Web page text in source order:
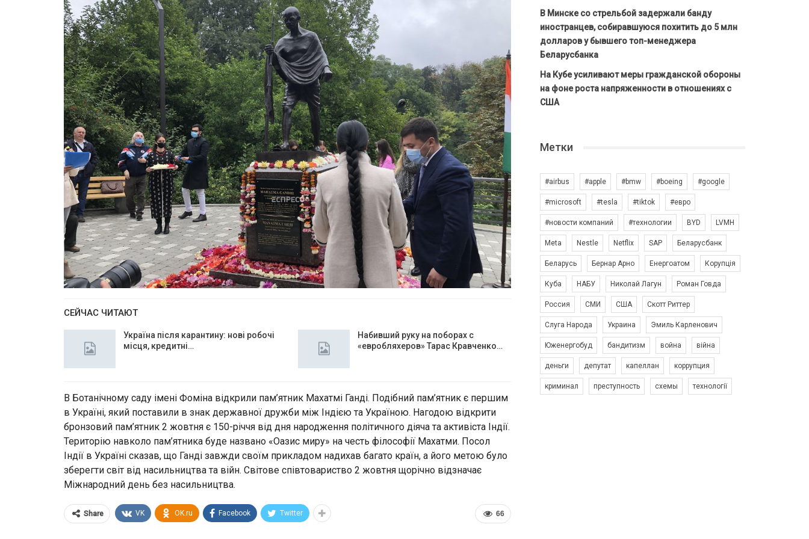
СЕЙЧАС ЧИТАЮТ
Україна після карантину: нові робочі
місця, кредитні…
Набивший руку на поборах с
«евробляхеров» Тарас Кравченко…
В Ботанічному саду імені Фоміна відкрили пам’ятник Махатмі Ганді. Подібний пам’ятник є першим
в Україні, який поставили в знак державної дружби між Індією та Україною. Нагодою відкрити
бронзовий пам’ятник 2 жовтня є 150-річчя від дня народження політичного діяча та активіста Індії.
Територію навколо пам’ятника буде названо «Оазис миру» на честь філософії Махатми. Посол
Індії в Україні сказав, що Ганді завжди своїм прикладом надихав багато країн, а його метою було
зберегти світ від насильництва та війн. Світове співтовариство 2 жовтня щорічно відзначає
Міжнародний день без насильництва.
66
Share VK OK.ru Facebook Twitter
В Минске со стрельбой задержали банду
иностранцев, собиравшуюся похитить до 5 млн
долларов у бывшего топ-менеджера
Беларусбанка
На Кубе усиливают меры гражданской обороны
на фоне роста напряженности в отношениях с
США
Метки
#airbus #apple #bmw #boeing #google
#microsoft #tesla #tiktok #евро
#новости компаний #технологии BYD LVMH
Meta Nestle Netflix SAP Беларусбанк
Беларусь Бернар Арно Енергоатом Корупція
Куба НАБУ Николай Лагун Роман Говда
Россия СМИ США Скотт Риттер
Слуга Народа Украина Эмиль Карленович
Юженергобуд бандитизм война війна
деньги депутат капеллан коррупция
криминал преступность схемы технології